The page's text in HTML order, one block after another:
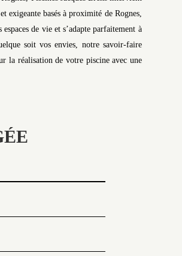
exigeante basés à proximité de Rognes,
de vie et s’adapte parfaitement à
soit vos envies, notre savoir-faire
la réalisation de votre piscine avec une